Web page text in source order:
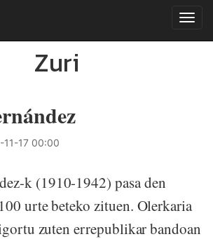
Zuri
11-17 00:00
k (1910-1942) pasa den
urte beteko zituen. Olerkaria
zuten errepublikar bandoan